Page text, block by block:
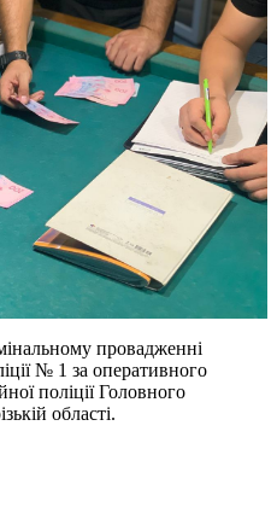
провадженні
№ 1 за оперативного
поліції Головного
області.